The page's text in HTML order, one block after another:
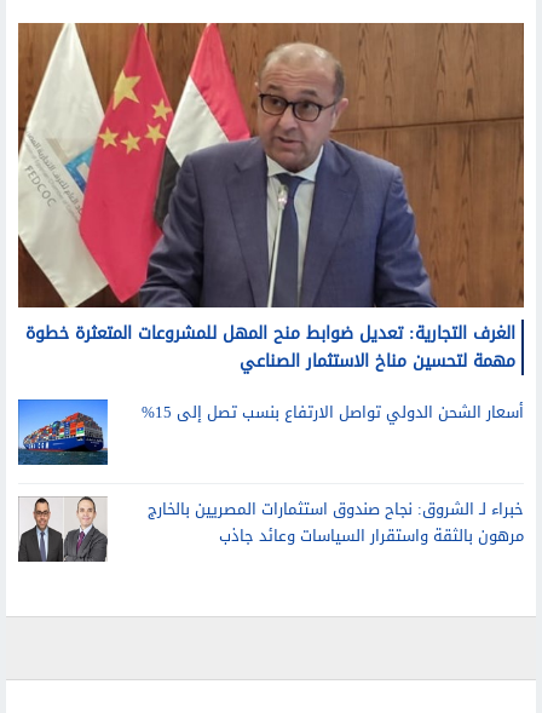
الغرف التجارية: تعديل ضوابط منح المهل للمشروعات المتعثرة خطوة
مهمة لتحسين مناخ الاستثمار الصناعي
أسعار الشحن الدولي تواصل الارتفاع بنسب تصل إلى 15%
خبراء لـ الشروق: نجاح صندوق استثمارات المصريين بالخارج
مرهون بالثقة واستقرار السياسات وعائد جاذب